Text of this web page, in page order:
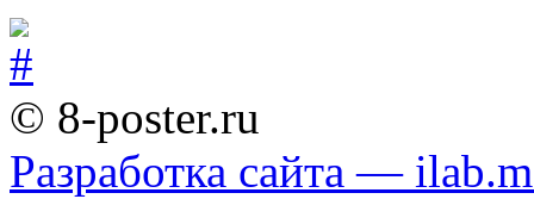
© 8-poster.ru
Разработка сайта —